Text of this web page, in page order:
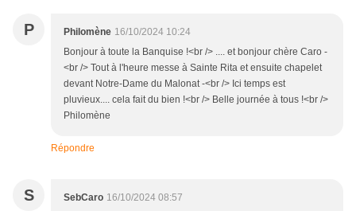
P Philomène 16/10/2024 10:24
Bonjour à toute la Banquise !<br /> .... et bonjour chère Caro -
<br /> Tout à l'heure messe à Sainte Rita et ensuite chapelet
devant Notre-Dame du Malonat -<br /> Ici temps est
pluvieux.... cela fait du bien !<br /> Belle journée à tous !<br />
Philomène
Répondre
S SebCaro 16/10/2024 08:57